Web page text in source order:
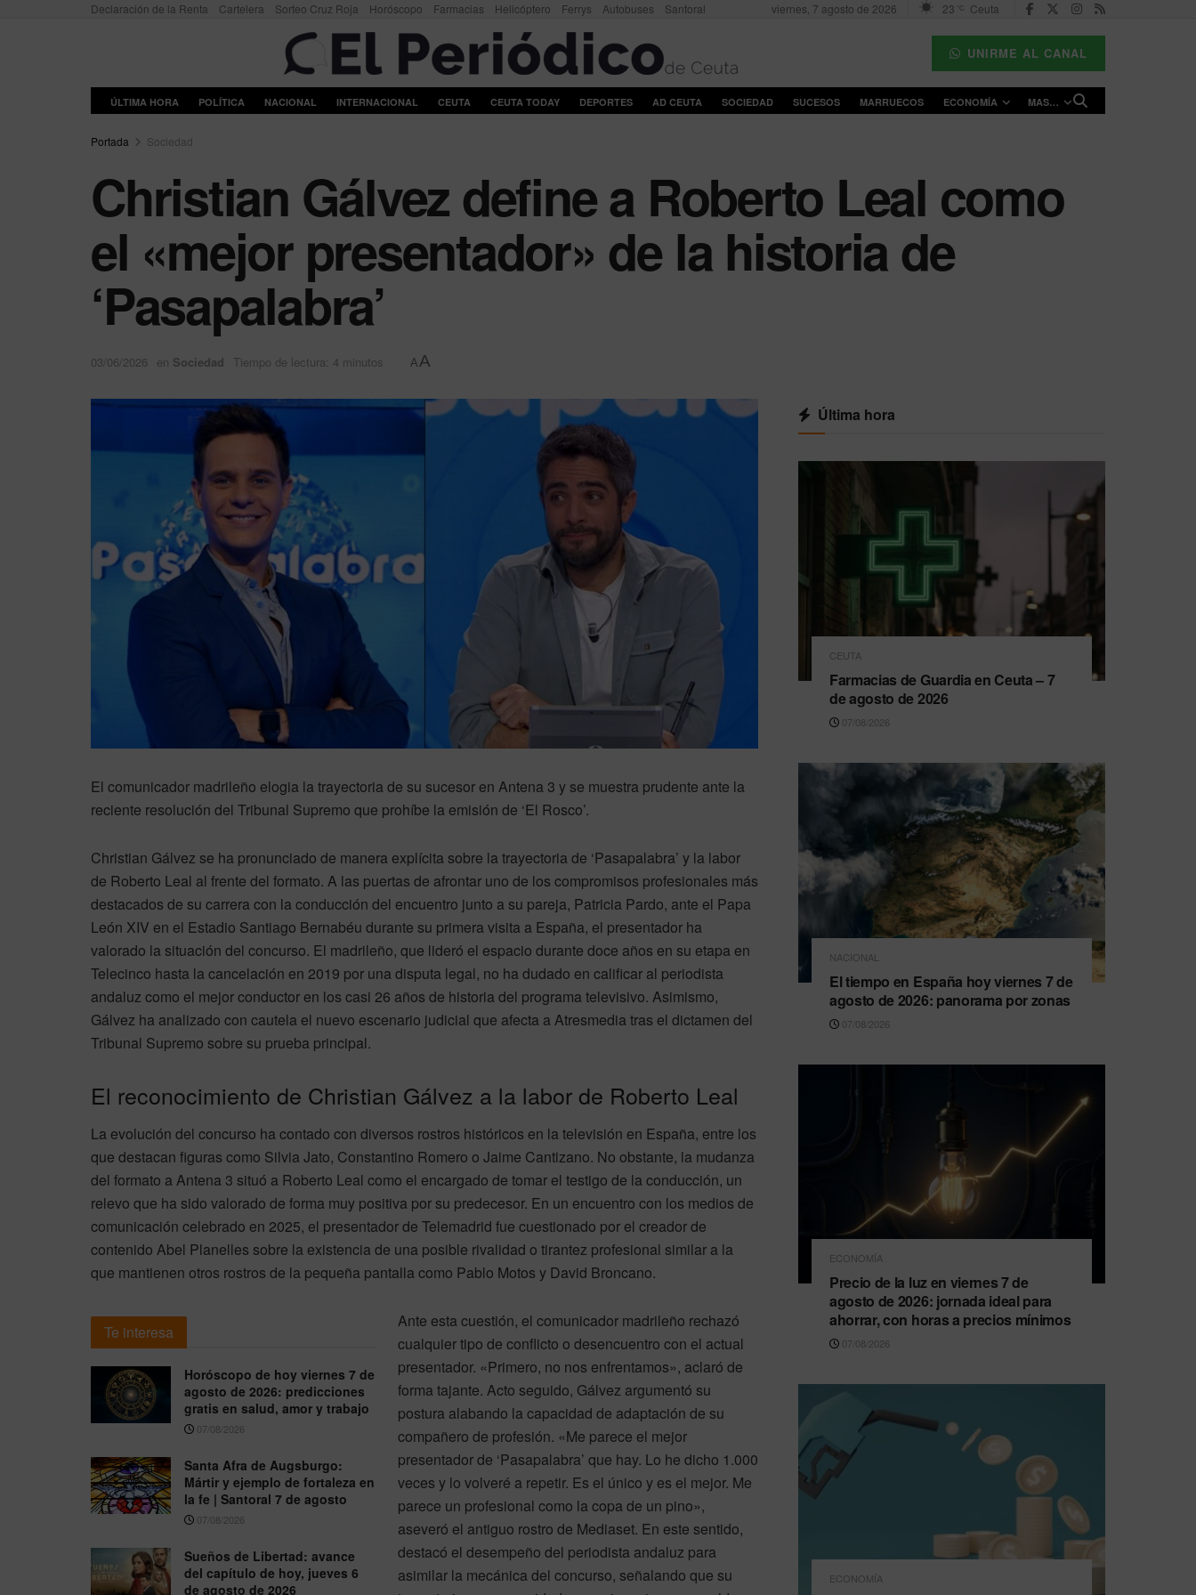
Declaración de la Renta Cartelera Sorteo Cruz Roja Horóscopo Farmacias Helicóptero Ferrys Autobuses Santoral viernes, 7 agosto de 2026 23 °C Ceuta
UNIRME AL CANAL
ÚLTIMA HORA POLÍTICA NACIONAL INTERNACIONAL CEUTA CEUTA TODAY DEPORTES AD CEUTA SOCIEDAD SUCESOS MARRUECOS ECONOMÍA MAS…
Portada Sociedad
Christian Gálvez define a Roberto Leal como
el «mejor presentador» de la historia de
‘Pasapalabra’
03/06/2026 en Sociedad Tiempo de lectura: 4 minutos AA
El comunicador madrileño elogia la trayectoria de su sucesor en Antena 3 y se muestra prudente ante la
reciente resolución del Tribunal Supremo que prohíbe la emisión de ‘El Rosco’.
Christian Gálvez se ha pronunciado de manera explícita sobre la trayectoria de ‘Pasapalabra’ y la labor
de Roberto Leal al frente del formato. A las puertas de afrontar uno de los compromisos profesionales más
destacados de su carrera con la conducción del encuentro junto a su pareja, Patricia Pardo, ante el Papa
León XIV en el Estadio Santiago Bernabéu durante su primera visita a España, el presentador ha
valorado la situación del concurso. El madrileño, que lideró el espacio durante doce años en su etapa en
Telecinco hasta la cancelación en 2019 por una disputa legal, no ha dudado en calificar al periodista
andaluz como el mejor conductor en los casi 26 años de historia del programa televisivo. Asimismo,
Gálvez ha analizado con cautela el nuevo escenario judicial que afecta a Atresmedia tras el dictamen del
Tribunal Supremo sobre su prueba principal.
El reconocimiento de Christian Gálvez a la labor de Roberto Leal
La evolución del concurso ha contado con diversos rostros históricos en la televisión en España, entre los
que destacan figuras como Silvia Jato, Constantino Romero o Jaime Cantizano. No obstante, la mudanza
del formato a Antena 3 situó a Roberto Leal como el encargado de tomar el testigo de la conducción, un
relevo que ha sido valorado de forma muy positiva por su predecesor. En un encuentro con los medios de
comunicación celebrado en 2025, el presentador de Telemadrid fue cuestionado por el creador de
contenido Abel Planelles sobre la existencia de una posible rivalidad o tirantez profesional similar a la
que mantienen otros rostros de la pequeña pantalla como Pablo Motos y David Broncano.
Te interesa
Horóscopo de hoy viernes 7 de
agosto de 2026: predicciones
gratis en salud, amor y trabajo
07/08/2026
Santa Afra de Augsburgo:
Mártir y ejemplo de fortaleza en
la fe | Santoral 7 de agosto
07/08/2026
Sueños de Libertad: avance
del capítulo de hoy, jueves 6
de agosto de 2026
Ante esta cuestión, el comunicador madrileño rechazó
cualquier tipo de conflicto o desencuentro con el actual
presentador. «Primero, no nos enfrentamos», aclaró de
forma tajante. Acto seguido, Gálvez argumentó su
postura alabando la capacidad de adaptación de su
compañero de profesión. «Me parece el mejor
presentador de ‘Pasapalabra’ que hay. Lo he dicho 1.000
veces y lo volveré a repetir. Es el único y es el mejor. Me
parece un profesional como la copa de un pino»,
aseveró el antiguo rostro de Mediaset. En este sentido,
destacó el desempeño del periodista andaluz para
asimilar la mecánica del concurso, señalando que su
Última hora
CEUTA
Farmacias de Guardia en Ceuta – 7
de agosto de 2026
07/08/2026
NACIONAL
El tiempo en España hoy viernes 7 de
agosto de 2026: panorama por zonas
07/08/2026
ECONOMÍA
Precio de la luz en viernes 7 de
agosto de 2026: jornada ideal para
ahorrar, con horas a precios mínimos
07/08/2026
ECONOMÍA